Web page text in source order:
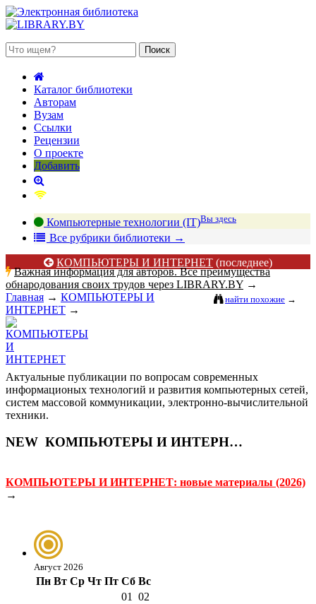
Каталог библиотеки
Авторам
Вузам
Ссылки
Рецензии
О проекте
Добавить
Компьютерные технологии (IT)Вы здесь
Все рубрики библиотеки →
КОМПЬЮТЕРЫ И ИНТЕРНЕТ (последнее)
Важная информация для авторов. Все преимущества
обнародования своих трудов через LIBRARY.BY →
найти похожие →
Главная → КОМПЬЮТЕРЫ И
ИНТЕРНЕТ →
Актуальные публикации по вопросам современных
информационых технологий и развития компьютерных сетей,
систем массовой коммуникации, электронно-вычислительной
техники.
NEW КОМПЬЮТЕРЫ И ИНТЕРНЕТ
КОМПЬЮТЕРЫ И ИНТЕРНЕТ: новые материалы (2026)
→
Август 2026
Пн Вт Ср Чт Пт Сб Вс
01
02